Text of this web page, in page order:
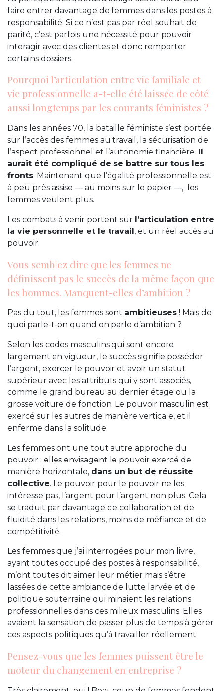
faire entrer davantage de femmes dans les postes à
responsabilité. Si ce n’est pas par réel souhait de
parité, c’est parfois une nécessité pour pouvoir
interagir avec des clientes et donc remporter
certains dossiers.
Pourquoi l’articulation entre vie familiale et
vie professionnelle a-t-elle été laissée de côté
aussi longtemps par les courants féministes ?
Dans les années 70, la bataille féministe s’est portée
sur l’accès des femmes au travail, la sécurisation de
l’aspect professionnel et l’autonomie financière.
aurait été compliqué de se battre sur tous les
fronts. Maintenant que l’égalité professionnelle est
à peu près assise — au moins sur le papier —, les
femmes veulent plus.
Les combats à venir portent sur l’articulation entre
la vie personnelle et le travail , et un réel accès au
pouvoir.
Vous semblez dire que les femmes ne
définissent pas le succès de la même façon que
les hommes. Manquent-elles d’ambition ?
Pas du tout, les femmes sont ambitieuses ! Mais de
quoi parle-t-on quand on parle d’ambition ?
Selon les codes masculins qui sont encore
largement en vigueur, le succès signifie posséder
l’argent, exercer le pouvoir et avoir un statut
supérieur avec les attributs qui y sont associés,
comme le grand bureau au dernier étage ou la
grosse voiture de fonction. Le pouvoir masculin est
exercé sur les autres de manière verticale, et il
enferme dans la solitude.
Les femmes ont une tout autre approche du
pouvoir : elles envisagent le pouvoir exercé de
manière horizontale, dans un but de réussite
collective. Le pouvoir pour le pouvoir ne les
intéresse pas, l’argent pour l’argent non plus. Cela
se traduit par davantage de collaboration et de
fluidité dans les relations, moins de méfiance et de
compétitivité.
Les femmes que j’ai interrogées pour mon livre,
ayant toutes occupé des postes à responsabilité,
m’ont toutes dit aimer leur métier mais s’être
lassées de cette ambiance de lutte larvée et de
politique souterraine qui minaient les relations
professionnelles dans ces milieux masculins. Elles
avaient la sensation de passer plus de temps à gérer
ces aspects politiques qu’à travailler réellement.
Pensez-vous que les femmes puissent être le
moteur du changement en entreprise ?